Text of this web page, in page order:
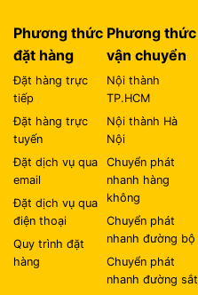
Phương thức
đặt hàng
Đặt hàng trực
tiếp
Đặt hàng trực
tuyến
Đặt dịch vụ qua
email
Đặt dịch vụ qua
điện thoại
Quy trình đặt
hàng
Phương thức
vận chuyển
Nội thành
TP.HCM
Nội thành Hà
Nội
Chuyển phát
nhanh hàng
không
Chuyển phát
nhanh đường bộ
Chuyển phát
nhanh đường sắt